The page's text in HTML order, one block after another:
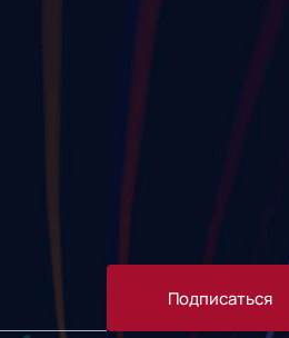
Подписаться